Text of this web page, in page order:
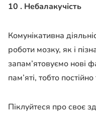
10 . Небалакучість
Комунікативна
роботи мозку, як і
запам’ятовуємо нові
пам’яті, тобто
Піклуйтеся про своє